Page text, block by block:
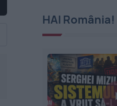
HAI România!